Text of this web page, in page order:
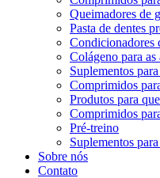
Queimadores de
Pasta de dentes
Condicionadores
Colágeno para as
Suplementos
Comprimidos
Produtos para
Comprimidos
Pré-treino
Suplementos
Sobre nós
Contato